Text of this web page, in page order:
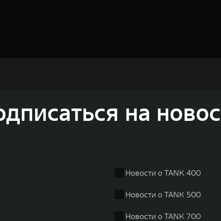
кроссоверов и пикапов, специализирующийся на
комплексов и 4 зарубежных – в России, Таиланде, Бразилии и Индии,
на
Новости о TANK 400
Новости о TANK 500
Новости о TANK 700